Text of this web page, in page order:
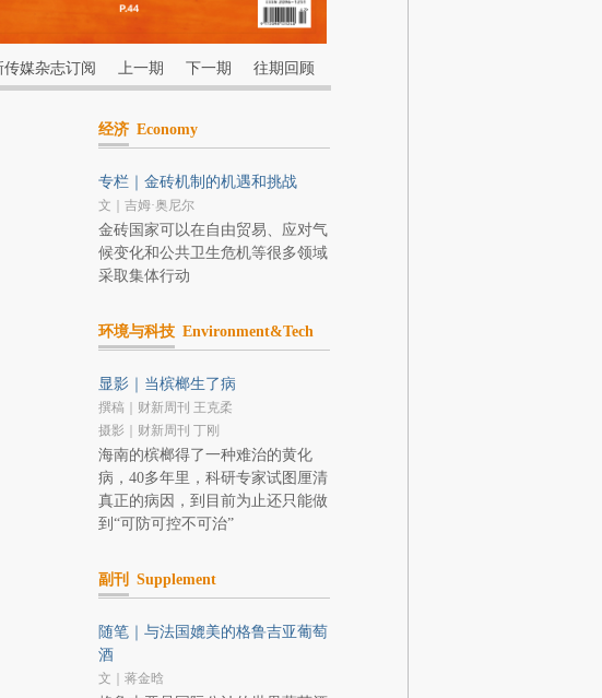
传媒杂志订阅 上一期 下一期 往期回顾
经济 Economy
专栏｜金砖机制的机遇和挑战
文｜吉姆·奥尼尔
金砖国家可以在自由贸易、应对气
候变化和公共卫生危机等很多领域
采取集体行动
环境与科技 Environment&Tech
显影｜当槟榔生了病
撰稿｜财新周刊 王克柔
摄影｜财新周刊 丁刚
海南的槟榔得了一种难治的黄化
病，40多年里，科研专家试图厘清
真正的病因，到目前为止还只能做
到“可防可控不可治”
副刊 Supplement
随笔｜与法国媲美的格鲁吉亚葡萄
酒
文｜蒋金晗